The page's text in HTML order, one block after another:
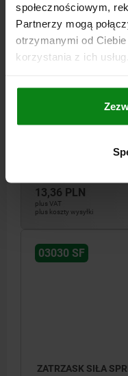
społecznościowym,
Partnerzy mogą
otrzymanymi od
korzystania z ich usług.
ZATRZASK SIŁA
03030-
13,36 PLN
plus VAT
plus koszty wysyłki
03030 SF
ZATRZASK SIŁA